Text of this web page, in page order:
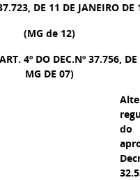
DE 11 DE JANEIRO DE
(MG de 12)
4º DO DEC.Nº 37.756,
MG DE 07)